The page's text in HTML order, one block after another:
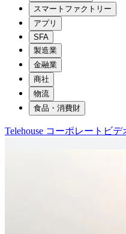
スマートファクトリー
アプリ
SFA
製造業
金融業
商社
物流
食品・消費財
Telehouse コーポレートビデ